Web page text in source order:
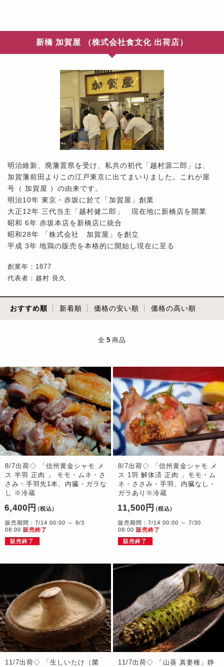
新橋 加賀屋 （株式会社食文化 出荷店）
明治維新、廃藩置県を受け、私共の初代「越村源二郎」は、
加賀藩前田よりこの江戸東京に出てまいりました。これが屋
号（ 加賀屋 ）の由来です。
明治10年 東京・赤坂に於て「加賀屋」創業
大正12年 三代当主「越村健二郎」 現在地に新橋店を開業
昭和 6年 赤坂本店を新橋店に統合
昭和28年 「株式会社 加賀屋」を創立
平成 3年 地鶏の販売を本格的に開始し現在に至る
創業年：1877
代表者：越村 良久
おすすめ順 新着順 価格の安い順 価格の高い順
全 5 商品
8/7出荷◇ 「信州黄金シャモ メ
ス 半羽 正肉 」 モモ・ムネ・さ
さみ・手羽先1本、内臓・ガラな
し ※冷蔵
6,400円 （税込）
販売期間：7/14 00:00 ～ 8/3
08:00 販売終了
販売終了
8/7出荷◇ 「信州黄金シャモ メ
ス 1羽 解体済 正肉 」モモ・ム
ネ・ささみ・手羽、内臓なし・
ガラあり※冷蔵
11,500円 （税込）
販売期間：7/14 00:00 ～ 7/30
08:00 販売終了
販売終了
11/7出荷◇ 「生しいたけ（菌
11/7出荷◇ 「山葵 真妻種」静